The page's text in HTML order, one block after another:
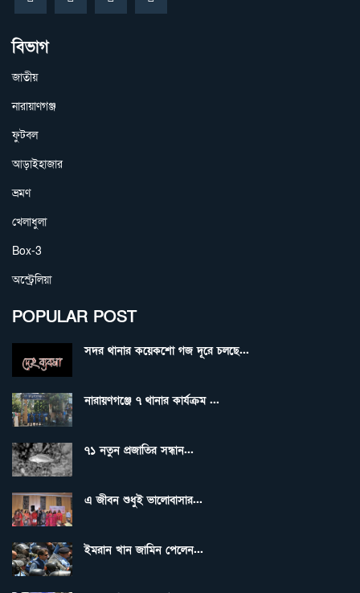
বিভাগ
জাতীয়
নারায়াণগঞ্জ
ফুটবল
আড়াইহাজার
ভ্রমণ
খেলাধুলা
Box-3
অস্ট্রেলিয়া
POPULAR POST
সদর থানার কয়েকশো গজ দূরে চলছে...
নারায়ণগঞ্জে ৭ থানার কার্যক্রম ...
৭১ নতুন প্রজাতির সন্ধান...
এ জীবন শুধুই ভালোবাসার...
ইমরান খান জামিন পেলেন...